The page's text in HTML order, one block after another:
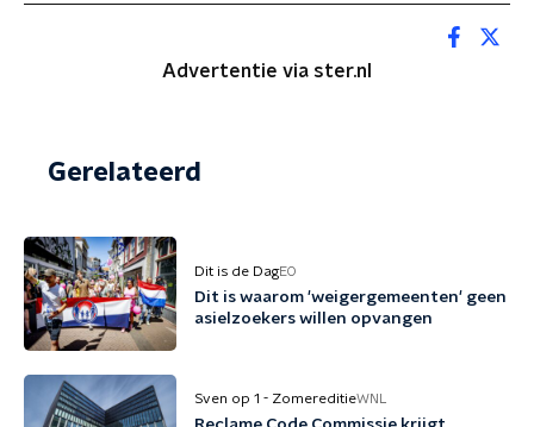
Advertentie via ster.nl
Gerelateerd
Dit is de DagEO
Dit is waarom 'weigergemeenten' geen
asielzoekers willen opvangen
Sven op 1 - ZomereditieWNL